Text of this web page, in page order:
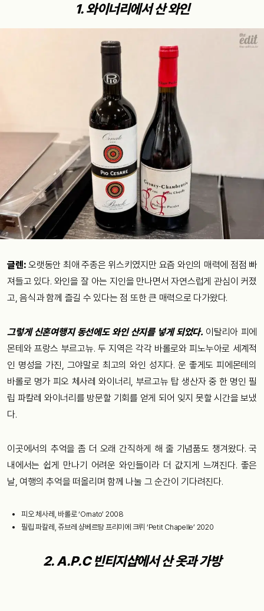
1. 와이너리에서 산 와인
​​글렌: 오랫동안 최애 주종은 위스키였지만 요즘 와인의 매력에 점점 빠
져들고 있다. 와인을 잘 아는 지인을 만나면서 자연스럽게 관심이 커졌
고, 음식과 함께 즐길 수 있다는 점 또한 큰 매력으로 다가왔다.
그렇게 신혼​​여행지 동선에도 와인 산지를 넣게 되었다. 이탈리아 피에
몬테와 프랑스 부르고뉴. 두 지역은 각각 바롤로와 피노누아로 세계적
인 명성을 가진, 그야말로 최고의 와인 성지다. 운 좋게도 피에몬테의
바롤로 명가 피오 체사레 와이너리, 부르고뉴 탑 생산자 중 한 명인 필
립 파칼레 와이너리를 방문할 기회를 얻게 되어 잊지 못할 시간을 보냈
다.
이곳에서의 추억을 좀 더 오래 간직하게 해 줄 기념품도 챙겨왔다. 국
내에서는 쉽게 만나기 어려운 와인들이라 더 값지게 느껴진다. 좋은
날, 여행의 추억을 떠올리며 함께 나눌 그 순간이 기다려진다.
피오 체사레, 바롤로 ‘Ornato’ 2008
필립 파칼레, 쥬브레 샹베르땅 프리미에 크뤼 ‘Petit Chapelle’ 2020
2. A.P.C 빈티지샵에서 산 옷과 가방